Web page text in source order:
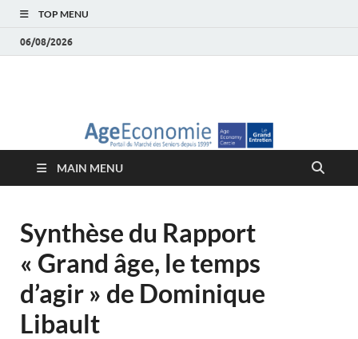
TOP MENU
06/08/2026
économie – Marché
des Seniors
MAIN MENU
Synthèse du Rapport
« Grand âge, le temps
d’agir » de Dominique
Libault